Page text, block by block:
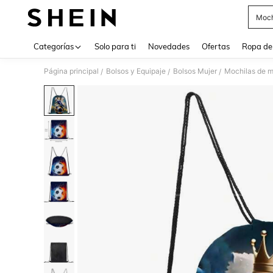
Categorías Solo para ti Novedades Ofertas Ropa
Página principal / Bolsos y Equipaje / Bolsos Mujer / Mochilas de